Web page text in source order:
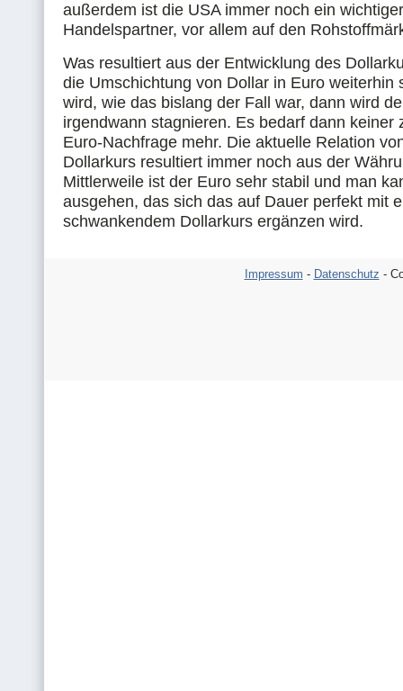
außerdem ist die USA immer noch ein
Handelspartner, vor allem auf den
Was resultiert aus der Entwicklung des
die Umschichtung von Dollar in Euro weiterhin
wird, wie das bislang der Fall war, dann wird
irgendwann stagnieren. Es bedarf dann keiner
Euro-Nachfrage mehr. Die aktuelle Relation
Dollarkurs resultiert immer noch aus der
Mittlerweile ist der Euro sehr stabil und man
ausgehen, das sich das auf Dauer perfekt mit
schwankendem Dollarkurs ergänzen wird.
Impressum - Datenschutz -